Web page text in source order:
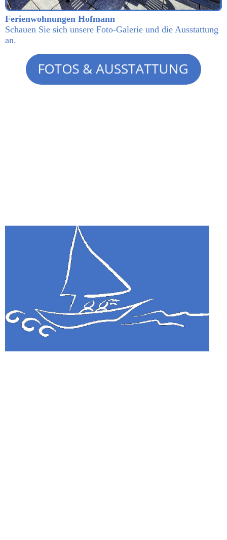
Ferienwohnungen Hofmann
Schauen Sie sich unsere Foto-Galerie und die Ausstattung
an.